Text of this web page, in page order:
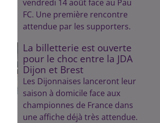
vendredi 14 août face au Pau
FC. Une première rencontre
attendue par les supporters.
La billetterie est ouverte
pour le choc entre la JDA
Dijon et Brest
Les Dijonnaises lanceront leur
saison à domicile face aux
championnes de France dans
une affiche déjà très attendue.